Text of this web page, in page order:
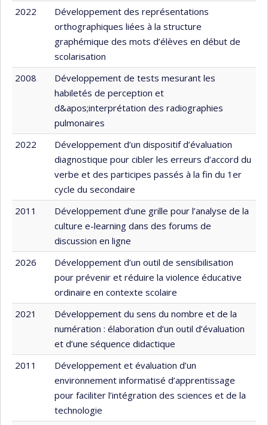
2022
Développement des représentations
orthographiques liées à la structure
graphémique des mots d’élèves en début de
scolarisation
2008
Développement de tests mesurant les
habiletés de perception et
d&apos;interprétation des radiographies
pulmonaires
2022
Développement d’un dispositif d’évaluation
diagnostique pour cibler les erreurs d’accord du
verbe et des participes passés à la fin du 1er
cycle du secondaire
2011
Développement d’une grille pour l’analyse de la
culture e-learning dans des forums de
discussion en ligne
2026
Développement d’un outil de sensibilisation
pour prévenir et réduire la violence éducative
ordinaire en contexte scolaire
2021
Développement du sens du nombre et de la
numération : élaboration d’un outil d’évaluation
et d’une séquence didactique
2011
Développement et évaluation d’un
environnement informatisé d’apprentissage
pour faciliter l’intégration des sciences et de la
technologie